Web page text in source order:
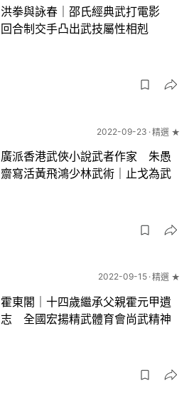
洪拳與詠春｜邵氏經典武打電影
回合制交手凸出武技屬性相剋
2022-09-23 精選 ★
廣派香港武俠小說武者作家 朱愚
齋寫活黃飛鴻少林武術｜止戈為武
2022-09-15 精選 ★
霍東閣｜十四歲繼承父親霍元甲遺
志 全國宏揚精武體育會尚武精神